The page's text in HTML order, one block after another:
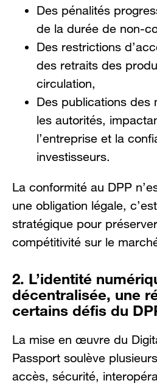
Des pénalités
de la durée de non-
Des restrictions
des retraits des
circulation,
Des publications des
les autorités,
l’entreprise et la
investisseurs.
La conformité au DPP
une obligation légale,
stratégique pour
compétitivité sur le
2. L’identité
décentralisée, une
certains défis du
La mise en œuvre du
Passport soulève
accès, sécurité,